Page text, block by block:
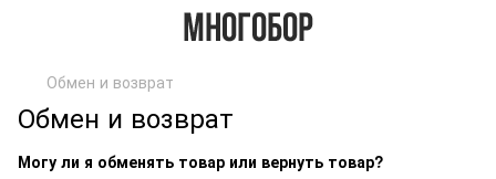
Обмен и возврат
Обмен и возврат
Могу ли я обменять товар или вернуть товар?